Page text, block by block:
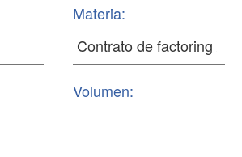
Materia:
Volumen: